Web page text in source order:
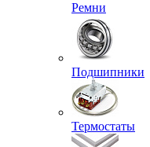
Ремни
Подшипники
Термостаты